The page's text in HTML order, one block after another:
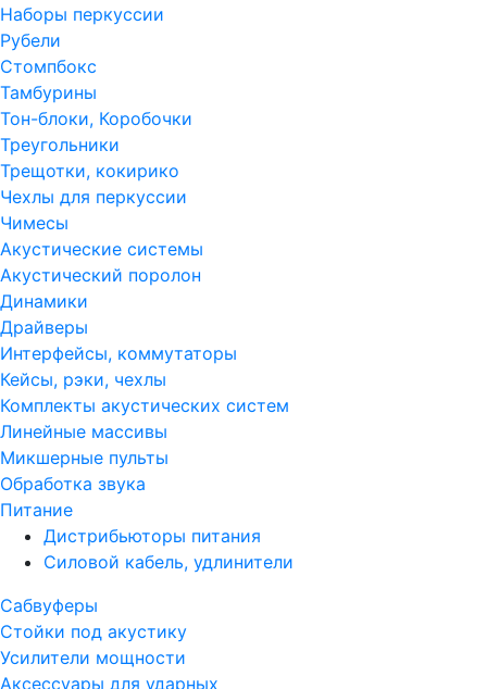
Наборы перкуссии
Рубели
Стомпбокс
Тамбурины
Тон-блоки, Коробочки
Треугольники
Трещотки, кокирико
Чехлы для перкуссии
Чимесы
Акустические системы
Акустический поролон
Динамики
Драйверы
Интерфейсы, коммутаторы
Кейсы, рэки, чехлы
Комплекты акустических систем
Линейные массивы
Микшерные пульты
Обработка звука
Питание
Дистрибьюторы питания
Силовой кабель, удлинители
Сабвуферы
Стойки под акустику
Усилители мощности
Аксессуары для ударных